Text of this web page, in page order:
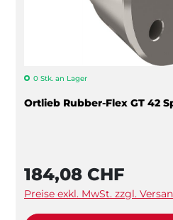
0 Stk. an Lager
Ortlieb Rubber-Flex GT 42
184,08 CHF
Preise exkl. MwSt. zzgl.